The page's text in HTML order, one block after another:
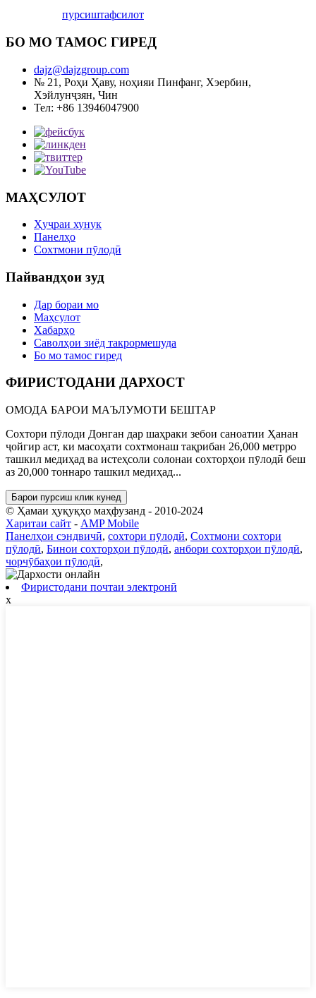
пурсиштафсилот
БО МО ТАМОС ГИРЕД
dajz@dajzgroup.com
№ 21, Роҳи Ҳаву, ноҳияи Пинфанг, Хэербин,
Хэйлунҷзян, Чин
Тел: +86 13946047900
МАҲСУЛОТ
Ҳуҷраи хунук
Панелҳо
Сохтмони пӯлодӣ
Пайвандҳои зуд
Дар бораи мо
Маҳсулот
Хабарҳо
Саволҳои зиёд такрормешуда
Бо мо тамос гиред
ФИРИСТОДАНИ ДАРХОСТ
ОМОДА БАРОИ МАЪЛУМОТИ БЕШТАР
Сохтори пӯлоди Донган дар шаҳраки зебои саноатии Ҳанан
ҷойгир аст, ки масоҳати сохтмонаш тақрибан 26,000 метрро
ташкил медиҳад ва истеҳсоли солонаи сохторҳои пӯлодӣ беш
аз 20,000 тоннаро ташкил медиҳад...
Барои пурсиш клик кунед
© Ҳамаи ҳуқуқҳо маҳфузанд - 2010-2024
Харитаи сайт - AMP Mobile
Панелҳои сэндвичӣ, сохтори пӯлодӣ, Сохтмони сохтори
пӯлодӣ, Бинои сохторҳои пӯлодӣ, анбори сохторҳои пӯлодӣ,
чорчӯбаҳои пӯлодӣ,
Фиристодани почтаи электронӣ
x